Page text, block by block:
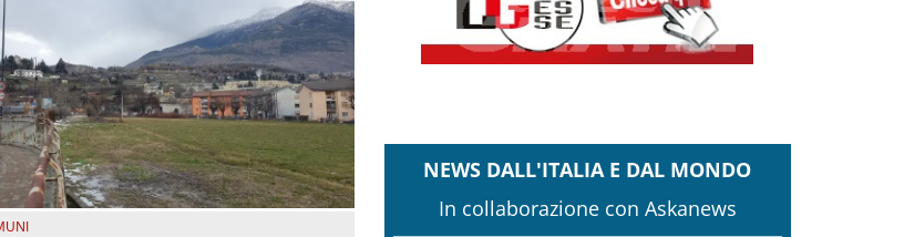
NEWS DALL'ITALIA E DAL MONDO
In collaborazione con Askanews